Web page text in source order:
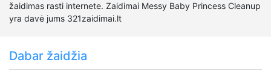
žaidimas rasti internete. Zaidimai Messy Baby Princess Cleanup
yra davė jums 321zaidimai.lt
Dabar žaidžia